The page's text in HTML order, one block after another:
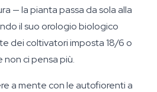
— la pianta passa da sola alla
il suo orologio biologico
dei coltivatori imposta 18/6 o
non ci pensa più.
a mente con le autofiorenti a